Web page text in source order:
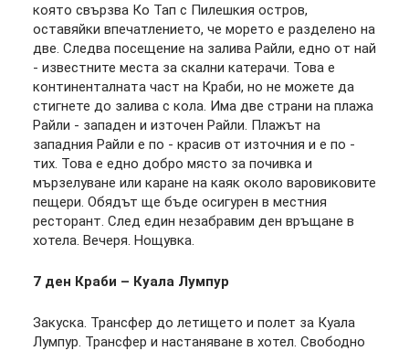
която свързва Ко Тап с Пилешкия остров,
оставяйки впечатлението, че морето е разделено на
две. Следва посещение на залива Райли, едно от най
- известните места за скални катерачи. Това е
континенталната част на Краби, но не можете да
стигнете до залива с кола. Има две страни на плажа
Райли - западен и източен Райли. Плажът на
западния Райли е по - красив от източния и е по -
тих. Това е едно добро място за почивка и
мързелуване или каране на каяк около варовиковите
пещери. Обядът ще бъде осигурен в местния
ресторант. След един незабравим ден връщане в
хотела. Вечеря. Нощувка.
7 ден Краби – Куала Лумпур
Закуска. Трансфер до летището и полет за Куала
Лумпур. Трансфер и настаняване в хотел. Свободно